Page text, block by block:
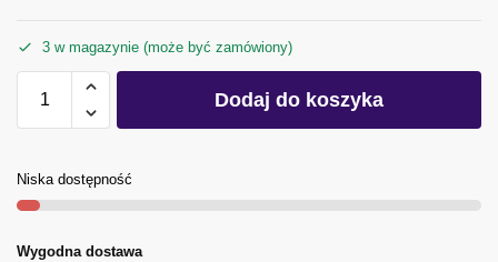
3 w magazynie (może być zamówiony)
Dodaj do koszyka
Niska dostępność
Wygodna dostawa